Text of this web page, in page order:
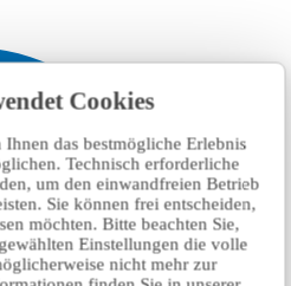
Cookies
das bestmögliche Erlebnis
Technisch erforderliche
um den einwandfreien Betrieb
Sie können frei entscheiden,
möchten. Bitte beachten Sie,
Einstellungen die volle
nicht mehr zur